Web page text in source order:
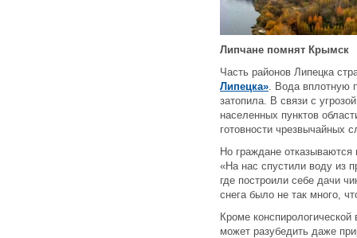
Липчане помнят Крымск
Часть районов Липецка
Липецка». Вода вплотную
затопила. В связи с
населенных пунктов
готовности чрезвычайных
Но граждане отказываются
«На нас спустили воду из
где построили себе дачи
снега было не так много,
Кроме
может разубедить даже